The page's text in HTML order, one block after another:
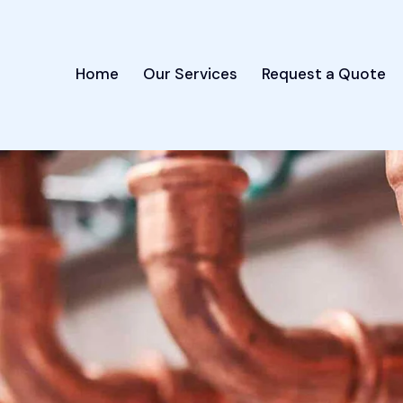
Home Our Services Request a Quote